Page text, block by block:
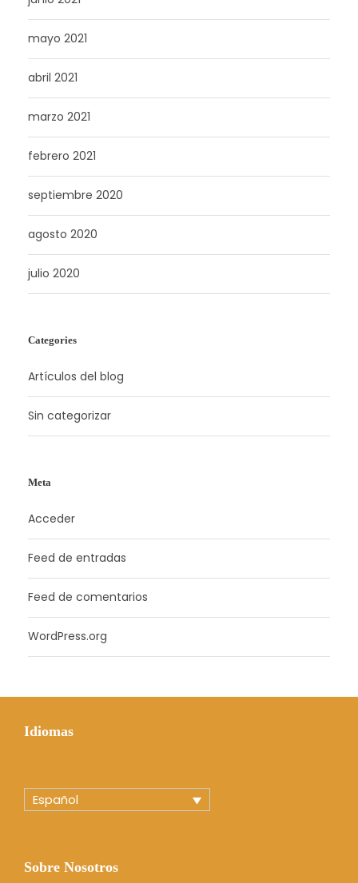
mayo 2021
abril 2021
marzo 2021
febrero 2021
septiembre 2020
agosto 2020
julio 2020
Categories
Artículos del blog
Sin categorizar
Meta
Acceder
Feed de entradas
Feed de comentarios
WordPress.org
Idiomas
Español
Sobre Nosotros